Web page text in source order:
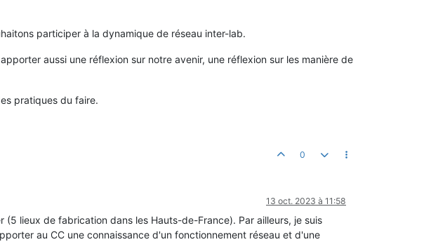
participer à la dynamique de réseau inter-lab.
aussi une réflexion sur notre avenir, une réflexion sur les manière de
pratiques du faire.
0
13 oct. 2023 à 11:58
lieux de fabrication dans les Hauts-de-France). Par ailleurs, je suis
au CC une connaissance d'un fonctionnement réseau et d'une